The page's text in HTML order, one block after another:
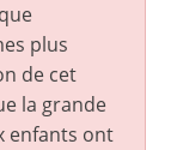
plus
de cet
la grande
enfants ont